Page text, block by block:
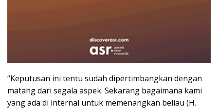
“Keputusan ini tentu sudah dipertimbangkan dengan
matang dari segala aspek. Sekarang bagaimana kami
yang ada di internal untuk memenangkan beliau (H.